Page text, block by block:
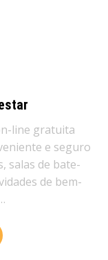
line gratuita
e seguro
salas de bate-
de bem-